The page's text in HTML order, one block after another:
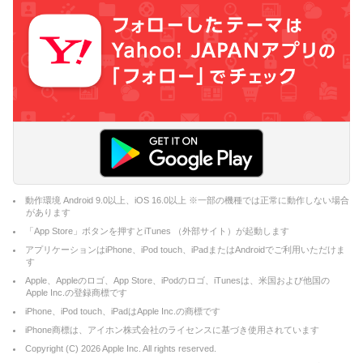
動作環境 Android 9.0以上、iOS 16.0以上 ※一部の機種では正常に動作しない場合
があります
「App Store」ボタンを押すとiTunes （外部サイト）が起動します
アプリケーションはiPhone、iPod touch、iPadまたはAndroidでご利用いただけま
す
Apple、Appleのロゴ、App Store、iPodのロゴ、iTunesは、米国および他国の
Apple Inc.の登録商標です
iPhone、iPod touch、iPadはApple Inc.の商標です
iPhone商標は、アイホン株式会社のライセンスに基づき使用されています
Copyright (C) 2026Apple Inc. All rights reserved.